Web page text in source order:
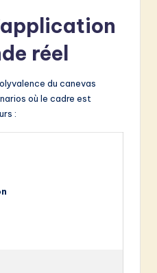
réel
du canevas
où le cadre est
: